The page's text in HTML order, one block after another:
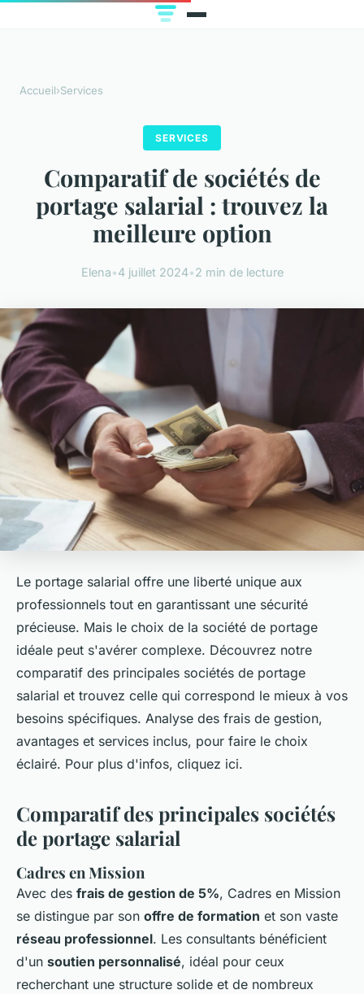
Accueil›Services
SERVICES
Comparatif de sociétés de
portage salarial : trouvez la
meilleure option
Elena•4 juillet 2024•2 min de lecture
Le portage salarial offre une liberté unique aux
professionnels tout en garantissant une sécurité
précieuse. Mais le choix de la société de portage
idéale peut s'avérer complexe. Découvrez notre
comparatif des principales sociétés de portage
salarial et trouvez celle qui correspond le mieux à vos
besoins spécifiques. Analyse des frais de gestion,
avantages et services inclus, pour faire le choix
éclairé. Pour plus d'infos, cliquez ici.
Comparatif des principales sociétés
de portage salarial
Cadres en Mission
Avec des frais de gestion de 5%, Cadres en Mission
se distingue par son offre de formation et son vaste
réseau professionnel. Les consultants bénéficient
d'un soutien personnalisé, idéal pour ceux
recherchant une structure solide et de nombreux